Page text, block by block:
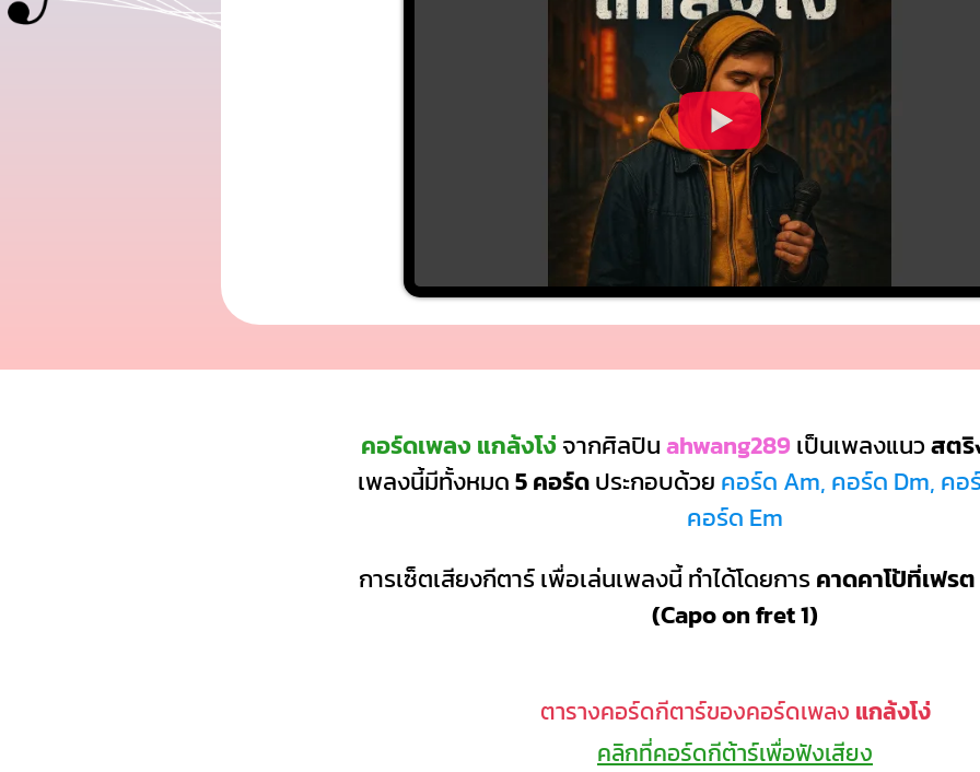
คอร์ดเพลง แกล้งโง่จากศิลปินahwang289 เป็นเพลงแนวสต
เพลงนี้มีทั้งหมด5 คอร์ดประกอบด้วย คอร์ด Am, คอร์ด Dm, คอ
คอร์ด Em
การเซ็ตเสียงกีตาร์ เพื่อเล่นเพลงนี้ ทำได้โดยการ คาดคาโป้ที่เฟร
(Capo on fret 1)
ตารางคอร์ดกีตาร์ของคอร์ดเพลง แกล้งโง่
คลิกที่คอร์ดกีต้าร์เพื่อฟังเสียง